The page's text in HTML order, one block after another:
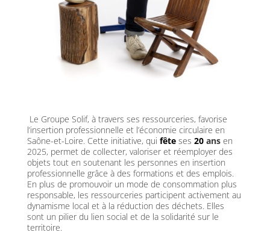
Le Groupe Solif, à travers ses ressourceries, favorise
l’insertion professionnelle et l’économie circulaire en
Saône-et-Loire. Cette initiative, qui fêteses 20ansen
2025, permet de collecter, valoriser et réemployer des
objets tout en soutenant les personnes en insertion
professionnelle grâce à des formations et des emplois.
En plus de promouvoir un mode de consommation plus
responsable, les ressourceries participent activement au
dynamisme local et à la réduction des déchets. Elles
sont un pilier du lien social et de la solidarité sur le
territoire.